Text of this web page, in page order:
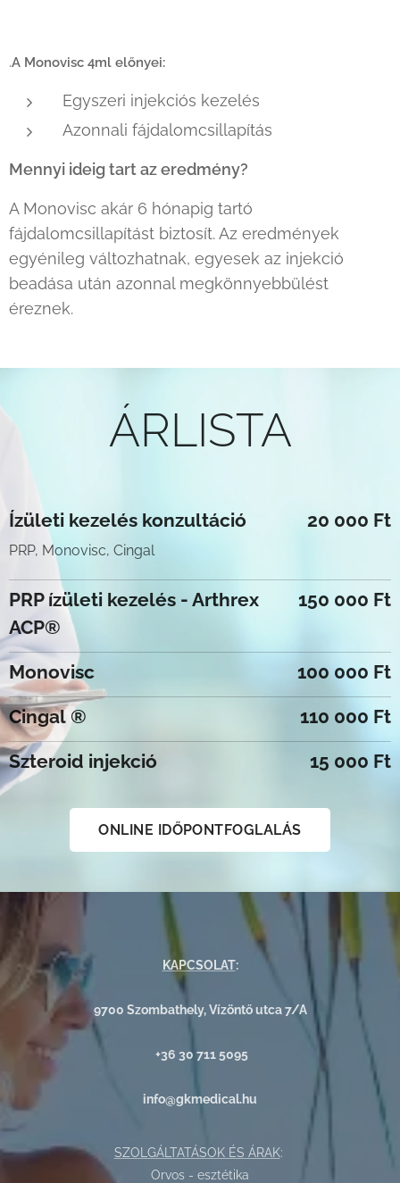
.A Monovisc 4ml előnyei:
Egyszeri injekciós kezelés
Azonnali fájdalomcsillapítás
Mennyi ideig tart az eredmény?
A Monovisc akár 6 hónapig tartó
fájdalomcsillapítást biztosít. Az eredmények
egyénileg változhatnak, egyesek az injekció
beadása után azonnal megkönnyebbülést
éreznek.
ÁRLISTA
Ízületi kezelés konzultáció
PRP, Monovisc, Cingal
20 000 Ft
PRP ízületi kezelés - Arthrex
ACP®
150 000 Ft
Monovisc
100 000 Ft
Cingal ®
110 000 Ft
Szteroid injekció
15 000 Ft
ONLINE IDŐPONTFOGLALÁS
KAPCSOLAT:
9700 Szombathely, Vízöntő utca 7/A
+36 30 711 5095
info@gkmedical.hu
SZOLGÁLTATÁSOK ÉS ÁRAK:
Orvos - esztétika